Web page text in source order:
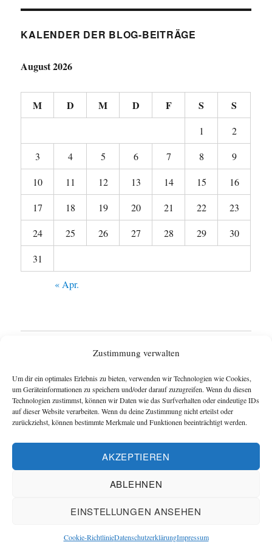
Zustimmung verwalten
Um dir ein optimales Erlebnis zu bieten, verwenden wir Technologien wie Cookies,
um Geräteinformationen zu speichern und/oder darauf zuzugreifen. Wenn du diesen
Technologien zustimmst, können wir Daten wie das Surfverhalten oder eindeutige IDs
auf dieser Website verarbeiten. Wenn du deine Zustimmung nicht erteilst oder
zurückziehst, können bestimmte Merkmale und Funktionen beeinträchtigt werden.
AKZEPTIEREN
ABLEHNEN
EINSTELLUNGEN ANSEHEN
Cookie-RichtlinieDatenschutzerklärungImpressum
KALENDER DER BLOG-BEITRÄGE
August 2026
M D M D F S S
1
2
3
4 5 6 7 8
9
10
11 12 13 14 15
16
17
18 19 20 21 22
23
24
25 26 27 28 29
30
31
« Apr.
Wie funktioniert das Blog ?
anzeigen
Impressum
Cookie-Richtlinie (EU)
Datenschutzerklärung
Mit Stolz präsentiert von Schachverein